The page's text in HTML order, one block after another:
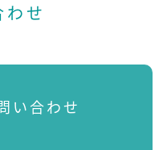
わせ
い合わせ